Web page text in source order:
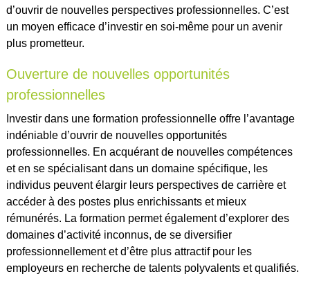
d’ouvrir de nouvelles perspectives professionnelles. C’est
un moyen efficace d’investir en soi-même pour un avenir
plus prometteur.
Ouverture de nouvelles opportunités
professionnelles
Investir dans une formation professionnelle offre l’avantage
indéniable d’ouvrir de nouvelles opportunités
professionnelles. En acquérant de nouvelles compétences
et en se spécialisant dans un domaine spécifique, les
individus peuvent élargir leurs perspectives de carrière et
accéder à des postes plus enrichissants et mieux
rémunérés. La formation permet également d’explorer des
domaines d’activité inconnus, de se diversifier
professionnellement et d’être plus attractif pour les
employeurs en recherche de talents polyvalents et qualifiés.